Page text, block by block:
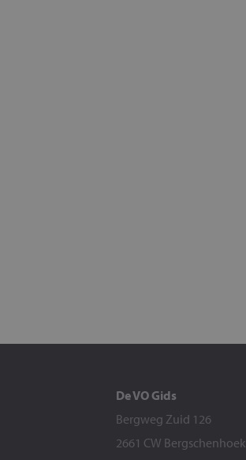
De VO Gids
Bergweg Zuid 126
2661 CW Bergschenhoek